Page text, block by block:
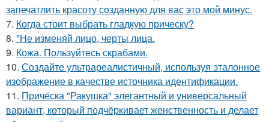
запечатлить красоту созданную для вас это мой минус.
7. Когда стоит выбрать гладкую прическу?
8. "Не изменяй лицо, черты лица.
9. Кожа. Пользуйтесь скрабами.
10. Создайте ультрареалистичный, используя эталонное
изображение в качестве источника идентификации.
11. Причёска "Ракушка" элегантный и универсальный
вариант, который подчёркивает женственность и делает